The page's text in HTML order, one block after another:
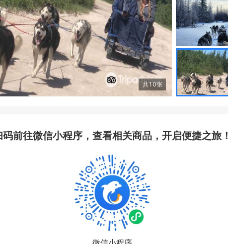
共10张
码前往微信小程序，查看相关商品，开启便捷之旅！